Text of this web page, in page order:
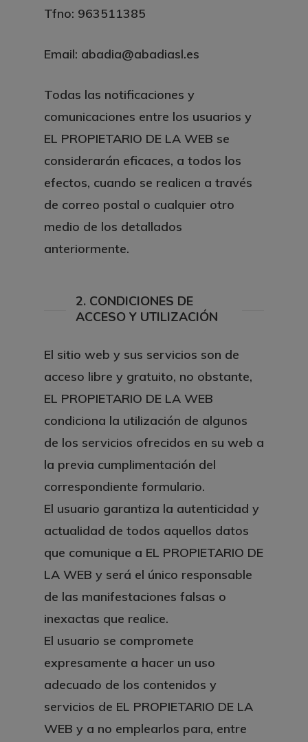
Tfno: 963511385
Email: abadia@abadiasl.es
Todas las notificaciones y
comunicaciones entre los usuarios y
EL PROPIETARIO DE LA WEB se
considerarán eficaces, a todos los
efectos, cuando se realicen a través
de correo postal o cualquier otro
medio de los detallados
anteriormente.
2. CONDICIONES DE
ACCESO Y UTILIZACIÓN
El sitio web y sus servicios son de
acceso libre y gratuito, no obstante,
EL PROPIETARIO DE LA WEB
condiciona la utilización de algunos
de los servicios ofrecidos en su web a
la previa cumplimentación del
correspondiente formulario.
El usuario garantiza la autenticidad y
actualidad de todos aquellos datos
que comunique a EL PROPIETARIO DE
LA WEB y será el único responsable
de las manifestaciones falsas o
inexactas que realice.
El usuario se compromete
expresamente a hacer un uso
adecuado de los contenidos y
servicios de EL PROPIETARIO DE LA
WEB y a no emplearlos para, entre